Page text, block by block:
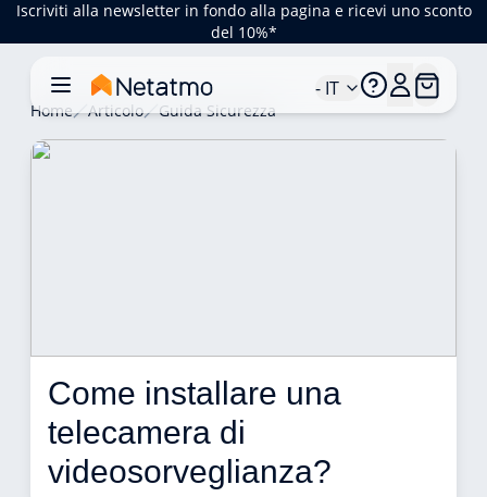
Iscriviti alla newsletter in fondo alla pagina e ricevi uno sconto
del 10%*
- IT
Home Articolo Guida Sicurezza
Come installare una
telecamera di
videosorveglianza?